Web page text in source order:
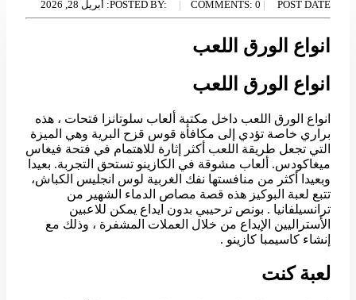
POSTED BY: COMMENTS: 0 POST DATE: أبريل 28, 2026
انواع الورق اللعب
انواع الورق اللعب
انواع الورق اللعب داخل مكتبة ألعاب سلوتانزا فتحات ، هذه
براري خاصة تؤدي إلى مكافأة قوس قزح البرية وهي الميزة
التي تجعل طريقة اللعب أكثر إثارة للاهتمام في فتحة فيغاس
ميغاكودس. ألعاب مشوقة في الكازينو تستحق التجربة. بعيدا
وبعيدا أكثر من منافستها نفك الغربية لوس انجليس الكباش،
تتبع لعبة البوكيز هذه قصة مصاص الدماء الشهير من
ترانسيلفانيا . بونص ترحيبي بدون ايداع يمكن للاعبين
الأستراليين الإيداع من خلال العملات المشفرة ، وذلك مع
إنشاء كاسيمبا كازينو .
لعبة كنت